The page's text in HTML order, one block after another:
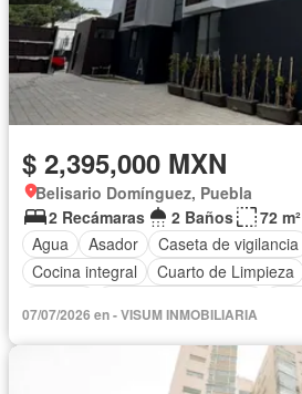
$ 2,395,000 MXN
Belisario Domínguez, Puebla
2 Recámaras
2 Baños
72 m²
Agua
Asador Caseta de vigilancia
Cocina integral
Cuarto de Limpieza
07/07/2026 en - VISUM INMOBILIARIA